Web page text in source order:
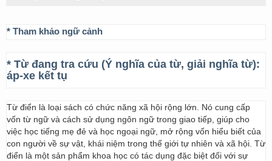
* Tham khảo ngữ cảnh
* Từ đang tra cứu (Ý nghĩa của từ, giải nghĩa từ):
áp-xe kết tụ
Từ điển là loại sách có chức năng xã hội rộng lớn. Nó cung cấp
vốn từ ngữ và cách sử dụng ngôn ngữ trong giao tiếp, giúp cho
việc học tiếng mẹ đẻ và học ngoại ngữ, mở rộng vốn hiểu biết của
con người về sự vật, khái niệm trong thế giới tự nhiên và xã hội. Từ
điển là một sản phẩm khoa học có tác dụng đặc biệt đối với sự